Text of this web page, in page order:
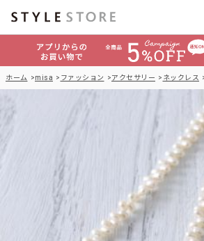
ホーム misa ファッション アクセサリー ネックレス